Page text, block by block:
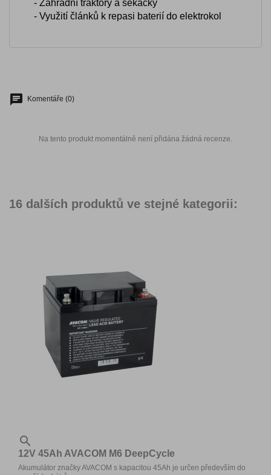
- Zahradní traktory a sekačky
- Využití článků k repasi baterií do elektrokol
Komentáře (0)
Na tento produkt momentálně není přidána žádná recenze.
16 dalších produktů ve stejné kategorii:

12V 45Ah AVACOM M6 DeepCycle
Akumulátor značky AVACOM s kapacitou 45Ah je určen především do